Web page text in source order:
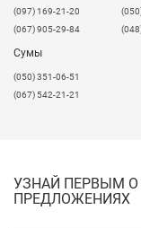
​(097) 169-21-20
(067) 905-29-84
Сумы
(050) 351-06-51
(067) 542-21-21
УЗНАЙ ПЕРВЫМ
ПРЕДЛОЖЕНИЯХ